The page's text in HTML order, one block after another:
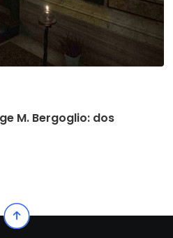
M. Bergoglio: dos